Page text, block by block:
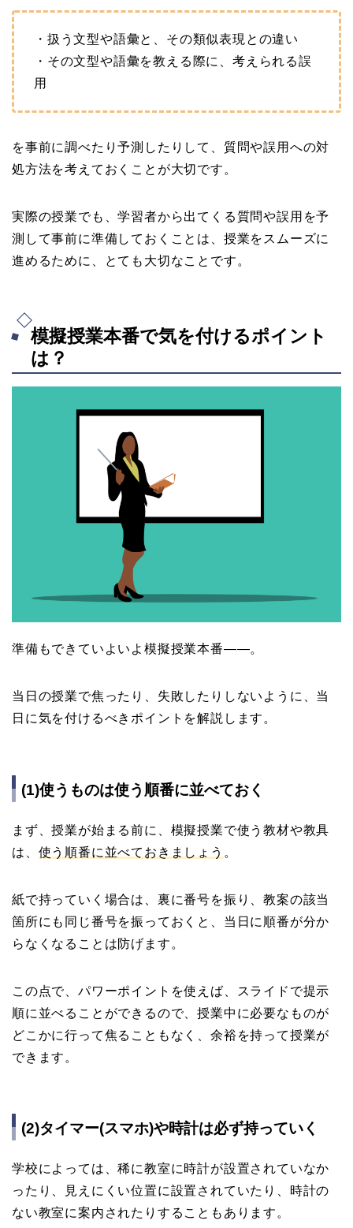
・扱う文型や語彙と、その類似表現との違い
・その文型や語彙を教える際に、考えられる誤
用
を事前に調べたり予測したりして、質問や誤用への対
処方法を考えておくことが大切です。
実際の授業でも、学習者から出てくる質問や誤用を予
測して事前に準備しておくことは、授業をスムーズに
進めるために、とても大切なことです。
模擬授業本番で気を付けるポイント
は？
準備もできていよいよ模擬授業本番――。
当日の授業で焦ったり、失敗したりしないように、当
日に気を付けるべきポイントを解説します。
(1)使うものは使う順番に並べておく
まず、授業が始まる前に、模擬授業で使う教材や教具
は、 使う順番に並べておきましょう 。
紙で持っていく場合は、裏に番号を振り、教案の該当
箇所にも同じ番号を振っておくと、当日に順番が分か
らなくなることは防げます。
この点で、パワーポイントを使えば、スライドで提示
順に並べることができるので、授業中に必要なものが
どこかに行って焦ることもなく、余裕を持って授業が
できます。
(2)タイマー(スマホ)や時計は必ず持っていく
学校によっては、稀に教室に時計が設置されていなか
ったり、見えにくい位置に設置されていたり、時計の
ない教室に案内されたりすることもあります。